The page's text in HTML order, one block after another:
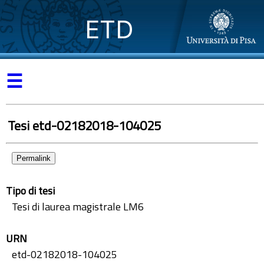
ETD
☰
Tesi etd-02182018-104025
Permalink
Tipo di tesi
Tesi di laurea magistrale LM6
URN
etd-02182018-104025